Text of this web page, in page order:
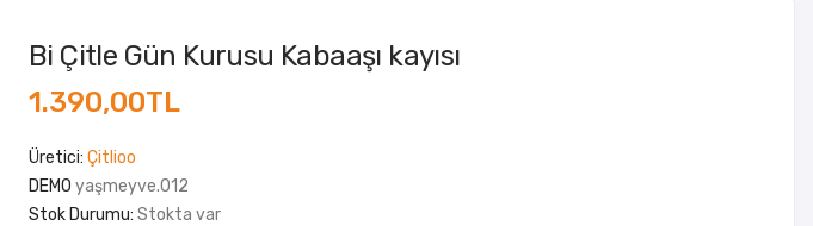
Bi Çitle Gün Kurusu Kabaaşı kayısı
1.390,00TL
Üretici: Çitlioo
DEMO yaşmeyve.012
Stok Durumu: Stokta var